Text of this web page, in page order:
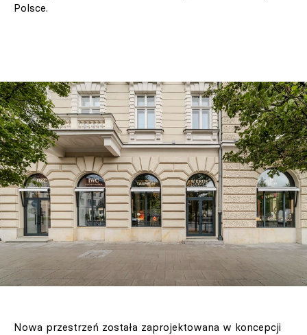
Polsce.
Nowa przestrzeń została zaprojektowana w koncepcji